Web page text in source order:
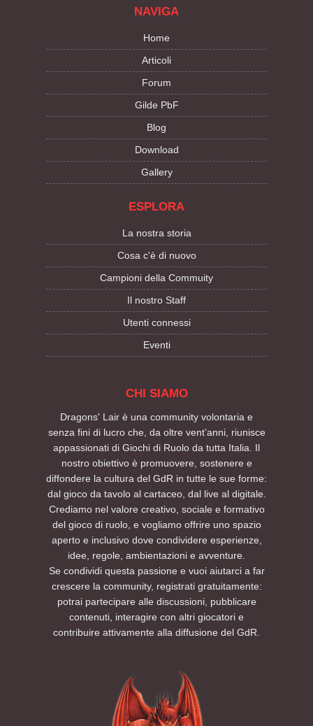
NAVIGA
Home
Articoli
Forum
Gilde PbF
Blog
Download
Gallery
ESPLORA
La nostra storia
Cosa c'è di nuovo
Campioni della Commuity
Il nostro Staff
Utenti connessi
Eventi
CHI SIAMO
Dragons' Lair è una community volontaria e
senza fini di lucro che, da oltre vent’anni, riunisce
appassionati di Giochi di Ruolo da tutta Italia. Il
nostro obiettivo è promuovere, sostenere e
diffondere la cultura del GdR in tutte le sue forme:
dal gioco da tavolo al cartaceo, dal live al digitale.
Crediamo nel valore creativo, sociale e formativo
del gioco di ruolo, e vogliamo offrire uno spazio
aperto e inclusivo dove condividere esperienze,
idee, regole, ambientazioni e avventure.
Se condividi questa passione e vuoi aiutarci a far
crescere la community, registrati gratuitamente:
potrai partecipare alle discussioni, pubblicare
contenuti, interagire con altri giocatori e
contribuire attivamente alla diffusione del GdR.